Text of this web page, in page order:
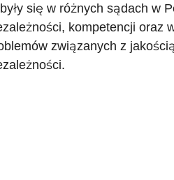
się w różnych sądach w
kompetencji oraz
związanych z